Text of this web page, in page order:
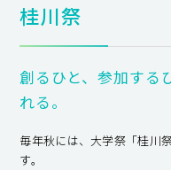
桂川祭
創るひと、参加する
れる。
毎年秋には、大学祭「桂川
す。